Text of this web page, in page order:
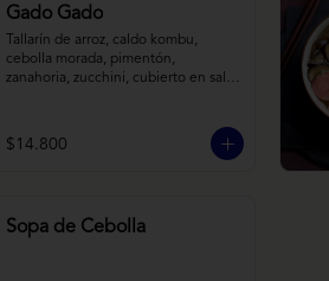
Gado Gado
Tallarín de arroz, caldo kombu,
cebolla morada, pimentón,
zanahoria, zucchini, cubierto en salsa
$14.800
Sopa de Cebolla